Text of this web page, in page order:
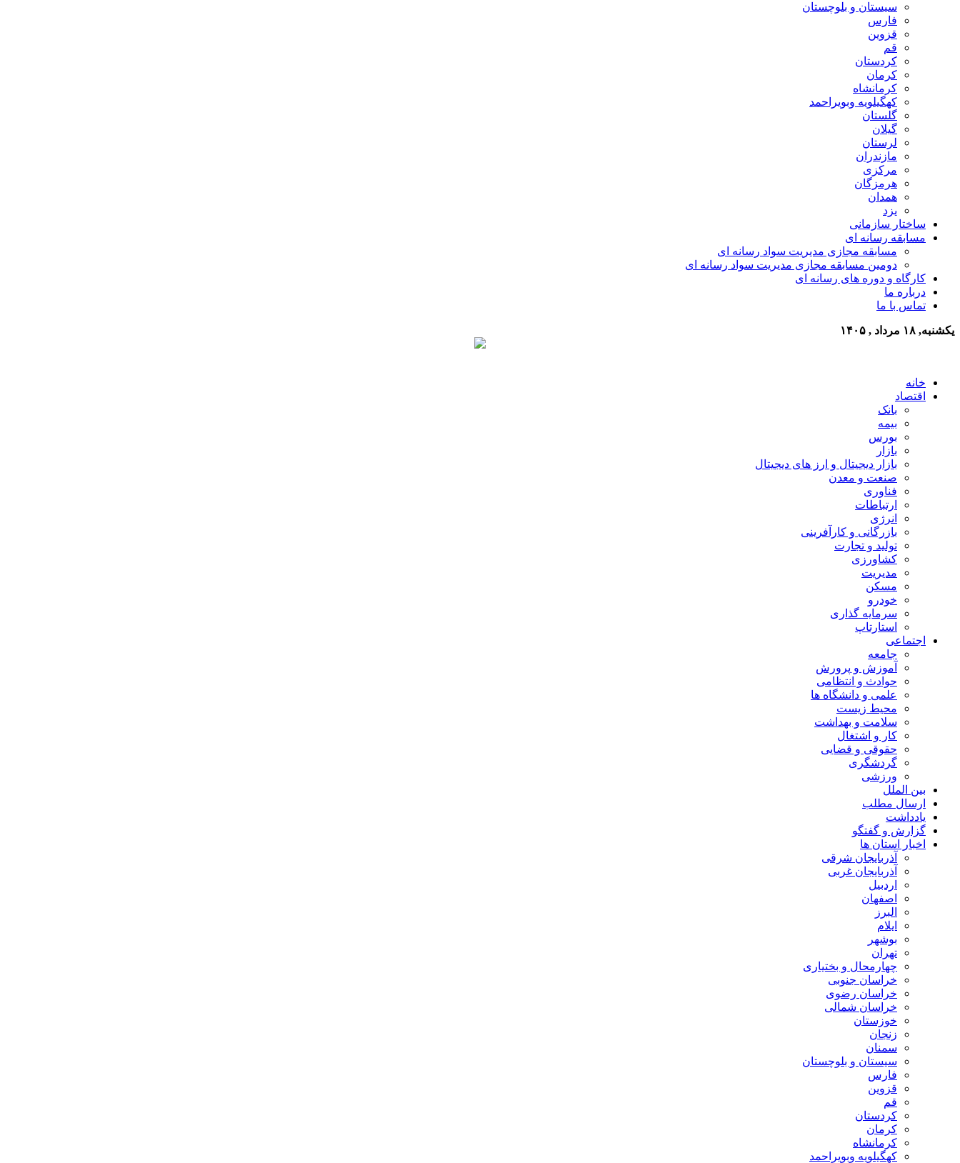
سیستان و بلوچستان
فارس
قزوین
قم
کردستان
کرمان
کرمانشاه
کهگیلویه وبویراحمد
گلستان
گیلان
لرستان
مازندران
مرکزی
هرمزگان
همدان
یزد
ساختار سازمانی
مسابقه رسانه ای
مسابقه مجازی مدیریت سواد رسانه ای
دومین مسابقه مجازی مدیریت سواد رسانه ای
کارگاه و دوره های رسانه ای
درباره ما
تماس با ما
یکشنبه, ۱۸ مرداد , ۱۴۰۵
خانه
اقتصاد
بانک
بیمه
بورس
بازار
بازار دیجیتال و ارز های دیجیتال
صنعت و معدن
فناوری
ارتباطات
انرژی
بازرگانی و کارآفرینی
تولید و تجارت
کشاورزی
مدیریت
مسکن
خودرو
سرمایه گذاری
استارتاپ
اجتماعی
جامعه
آموزش و پرورش
حوادث و انتظامی
علمی و دانشگاه ها
محیط زیست
سلامت و بهداشت
کار و اشتغال
حقوقی و قضایی
گردشگری
ورزشی
بین الملل
ارسال مطلب
یادداشت
گزارش و گفتگو
اخبار استان ها
آذربایجان شرقی
آذربایجان غربی
اردبیل
اصفهان
البرز
ایلام
بوشهر
تهران
چهارمحال و بختیاری
خراسان جنوبی
خراسان رضوی
خراسان شمالی
خوزستان
زنجان
سمنان
سیستان و بلوچستان
فارس
قزوین
قم
کردستان
کرمان
کرمانشاه
کهگیلویه وبویراحمد